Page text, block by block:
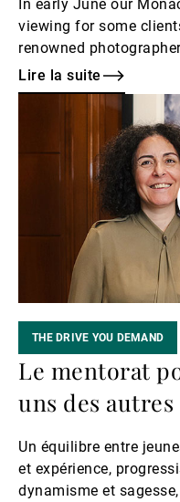
In early June our
viewing for some
renowned
works, with the artist
Lire la suite
THE DRIVE YOU DEMAND
Le mentorat
uns des autres
Un équilibre entre
et expérience,
dynamisme et